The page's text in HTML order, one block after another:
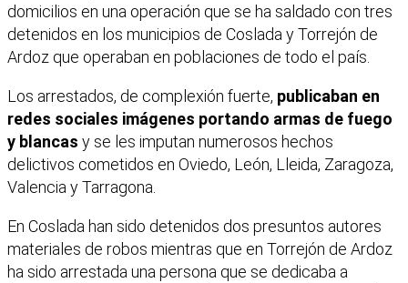
domicilios en una operación que se ha saldado con tres
detenidos en los municipios de Coslada y Torrejón de
Ardoz que operaban en poblaciones de todo el país.
Los arrestados, de complexión fuerte, publicaban en
redes sociales imágenes portando armas de fuego
y blancas y se les imputan numerosos hechos
delictivos cometidos en Oviedo, León, Lleida, Zaragoza,
Valencia y Tarragona.
En Coslada han sido detenidos dos presuntos autores
materiales de robos mientras que en Torrejón de Ardoz
ha sido arrestada una persona que se dedicaba a